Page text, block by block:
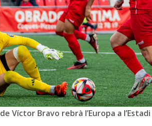
de Víctor Bravo rebrà l’Europa a